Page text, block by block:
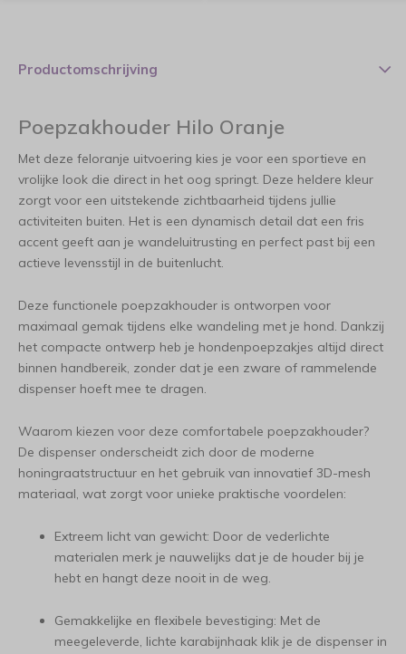
Productomschrijving
Poepzakhouder Hilo Oranje
Met deze feloranje uitvoering kies je voor een sportieve en
vrolijke look die direct in het oog springt. Deze heldere kleur
zorgt voor een uitstekende zichtbaarheid tijdens jullie
activiteiten buiten. Het is een dynamisch detail dat een fris
accent geeft aan je wandeluitrusting en perfect past bij een
actieve levensstijl in de buitenlucht.
Deze functionele poepzakhouder is ontworpen voor
maximaal gemak tijdens elke wandeling met je hond. Dankzij
het compacte ontwerp heb je hondenpoepzakjes altijd direct
binnen handbereik, zonder dat je een zware of rammelende
dispenser hoeft mee te dragen.
Waarom kiezen voor deze comfortabele poepzakhouder?
De dispenser onderscheidt zich door de moderne
honingraatstructuur en het gebruik van innovatief 3D-mesh
materiaal, wat zorgt voor unieke praktische voordelen:
Extreem licht van gewicht: Door de vederlichte
materialen merk je nauwelijks dat je de houder bij je
hebt en hangt deze nooit in de weg.
Gemakkelijke en flexibele bevestiging: Met de
meegeleverde, lichte karabijnhaak klik je de dispenser in